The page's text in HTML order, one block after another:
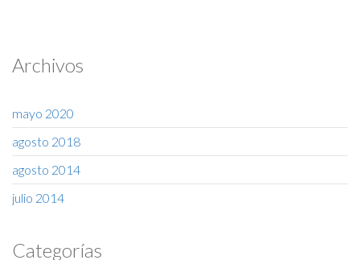
Archivos
mayo 2020
agosto 2018
agosto 2014
julio 2014
Categorías